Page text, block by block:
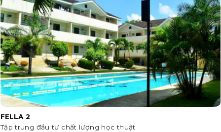
FELLA 2
Tập trung đầu tư chất lượng học thuật